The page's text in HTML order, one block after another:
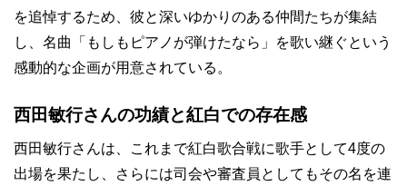
を追悼するため、彼と深いゆかりのある仲間たちが集結
し、名曲「もしもピアノが弾けたなら」を歌い継ぐという
感動的な企画が用意されている。
西田敏行さんの功績と紅白での存在感
西田敏行さんは、これまで紅白歌合戦に歌手として4度の
出場を果たし、さらには司会や審査員としてもその名を連